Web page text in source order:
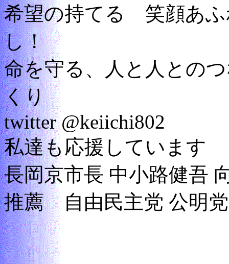
希望の持てる 笑顔あふ
し！
命を守る、人と人との
くり
twitter @keiichi802
私達も応援しています
長岡京市長 中小路健吾
推薦 自由民主党 公明